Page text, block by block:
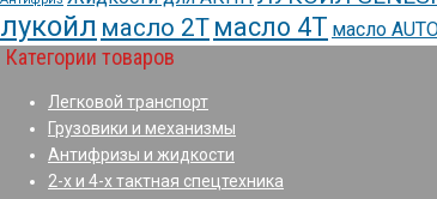
лукойл масло 2Т масло 4Т масло
Категории товаров
Легковой транспорт
Грузовики и механизмы
Антифризы и жидкости
2-х и 4-х тактная спецтехника